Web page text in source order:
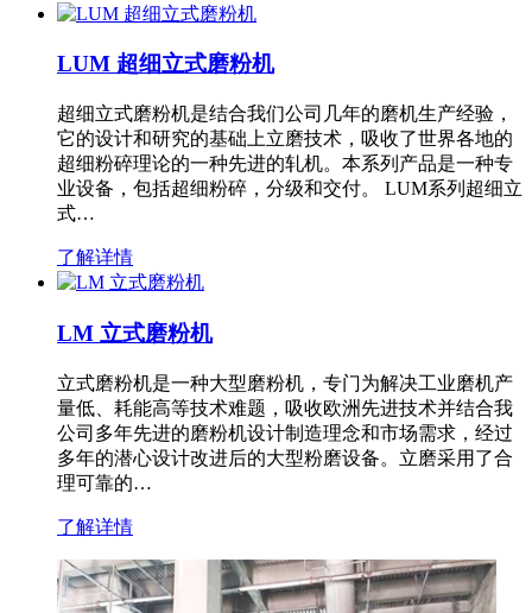
LUM 超细立式磨粉机
超细立式磨粉机是结合我们公司几年的磨机生产经验，
它的设计和研究的基础上立磨技术，吸收了世界各地的
超细粉碎理论的一种先进的轧机。本系列产品是一种专
业设备，包括超细粉碎，分级和交付。 LUM系列超细立
式…
了解详情
LM 立式磨粉机
立式磨粉机是一种大型磨粉机，专门为解决工业磨机产
量低、耗能高等技术难题，吸收欧洲先进技术并结合我
公司多年先进的磨粉机设计制造理念和市场需求，经过
多年的潜心设计改进后的大型粉磨设备。立磨采用了合
理可靠的…
了解详情